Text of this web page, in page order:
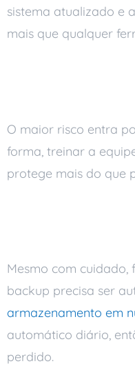
sistema atualizado e
mais que qualquer
O maior risco entra
forma, treinar a
protege mais do que
Mesmo com cuidado,
backup precisa ser
armazenamento em
automático diário,
perdido.